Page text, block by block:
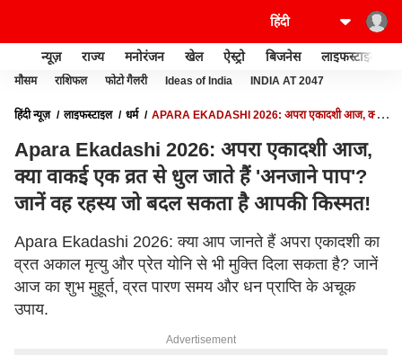
न्यूज़ राज्य मनोरंजन खेल ऐस्ट्रो बिजनेस लाइफस्टाइल
मौसम राशिफल फोटो गैलरी Ideas of India INDIA AT 2047
हिंदी न्यूज़ लाइफस्टाइल धर्म
APARA EKADASHI 2026: अपरा एकादशी आज, क्या
Apara Ekadashi 2026: अपरा एकादशी आज,
क्या वाकई एक व्रत से धुल जाते हैं 'अनजाने पाप'?
जानें वह रहस्य जो बदल सकता है आपकी किस्मत!
Apara Ekadashi 2026: क्या आप जानते हैं अपरा एकादशी का
व्रत अकाल मृत्यु और प्रेत योनि से भी मुक्ति दिला सकता है? जानें
आज का शुभ मुहूर्त, व्रत पारण समय और धन प्राप्ति के अचूक
उपाय.
Advertisement